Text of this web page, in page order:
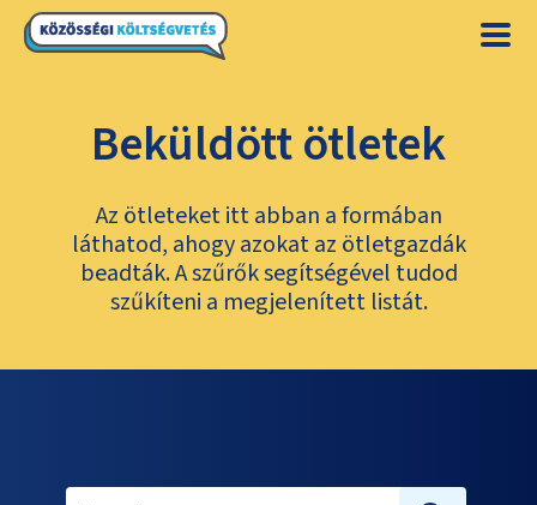
Beküldött ötletek
Az ötleteket itt abban a formában
láthatod, ahogy azokat az ötletgazdák
beadták. A szűrők segítségével tudod
szűkíteni a megjelenített listát.